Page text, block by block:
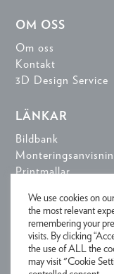
OM OSS
Om oss
Kontakt
3D Design Service
LÄNKAR
Bildbank
Printmallar
REGISTRERA
We use cookies on
the most relevant
remembering your
visits. By clicking
the use of ALL the
may visit "Cookie